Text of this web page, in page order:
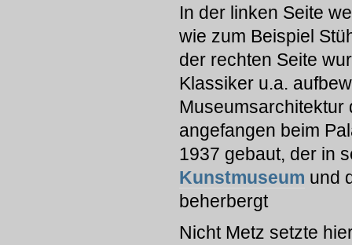
In der linken Seite
wie zum Beispiel
der rechten Seite
Klassiker u.a.
Museumsarchitektur
angefangen beim
1937 gebaut, der in
Kunstmuseum und
beherbergt
Nicht Metz setzte